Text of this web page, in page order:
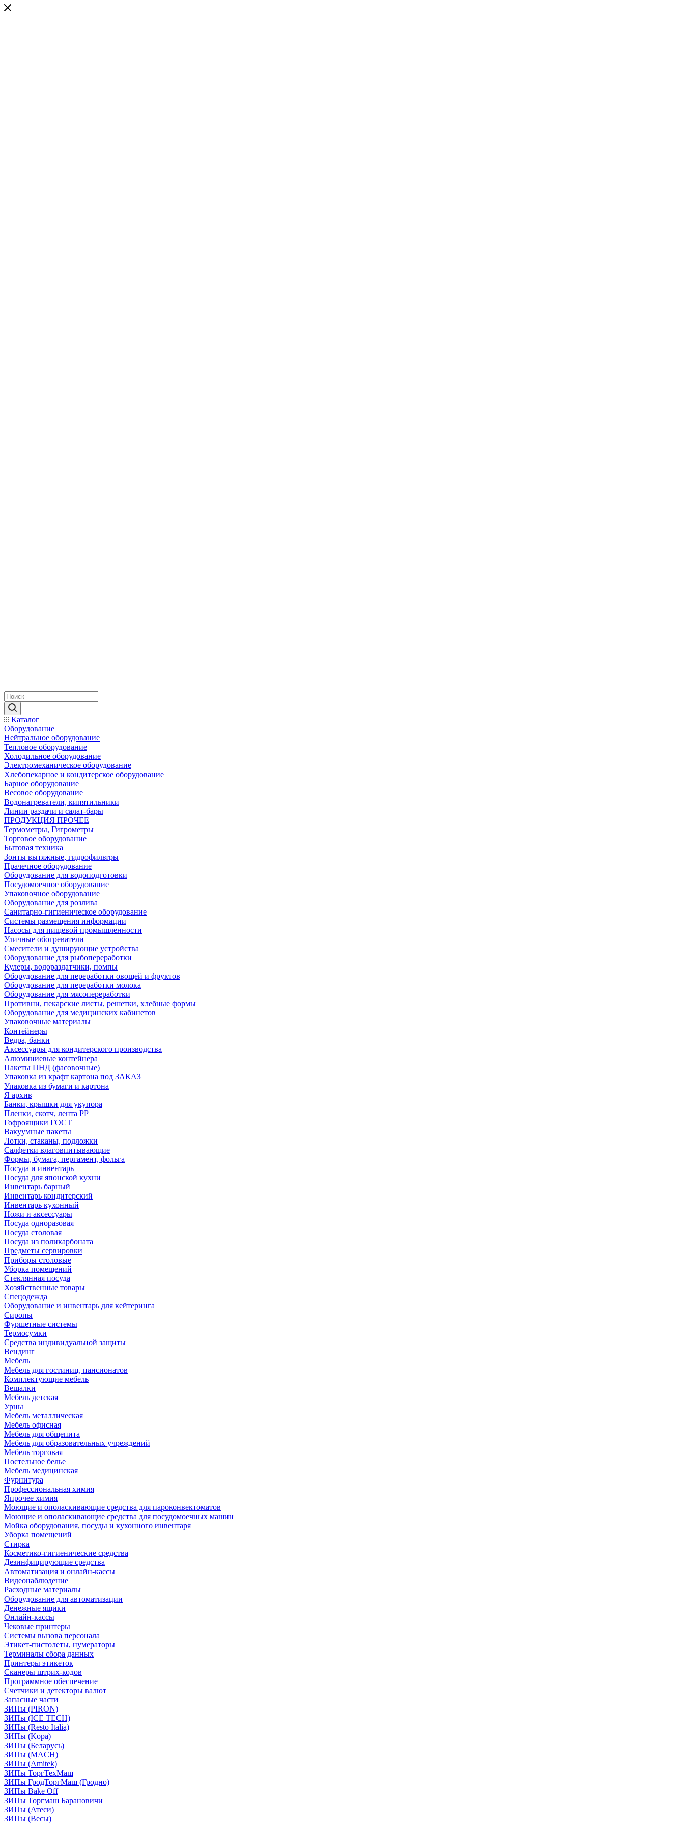
Каталог
Оборудование
Нейтральное оборудование
Тепловое оборудование
Холодильное оборудование
Электромеханическое оборудование
Хлебопекарное и кондитерское оборудование
Барное оборудование
Весовое оборудование
Водонагреватели, кипятильники
Линии раздачи и салат-бары
ПРОДУКЦИЯ ПРОЧЕЕ
Термометры, Гигрометры
Торговое оборудование
Бытовая техника
Зонты вытяжные, гидрофильтры
Прачечное оборудование
Оборудование для водоподготовки
Посудомоечное оборудование
Упаковочное оборудование
Оборудование для розлива
Санитарно-гигиеническое оборудование
Системы размещения информации
Насосы для пищевой промышленности
Уличные обогреватели
Смесители и душирующие устройства
Оборудование для рыбопереработки
Кулеры, водораздатчики, помпы
Оборудование для переработки овощей и фруктов
Оборудование для переработки молока
Оборудование для мясопереработки
Противни, пекарские листы, решетки, хлебные формы
Оборудование для медицинских кабинетов
Упаковочные материалы
Контейнеры
Ведра, банки
Аксессуары для кондитерского производства
Алюминиевые контейнера
Пакеты ПНД (фасовочные)
Упаковка из крафт картона под ЗАКАЗ
Упаковка из бумаги и картона
Я архив
Банки, крышки для укупора
Пленки, скотч, лента РР
Гофроящики ГОСТ
Вакуумные пакеты
Лотки, стаканы, подложки
Салфетки влаговпитывающие
Формы, бумага, пергамент, фольга
Посуда и инвентарь
Посуда для японской кухни
Инвентарь барный
Инвентарь кондитерский
Инвентарь кухонный
Ножи и аксессуары
Посуда одноразовая
Посуда столовая
Посуда из поликарбоната
Предметы сервировки
Приборы столовые
Уборка помещений
Стеклянная посуда
Хозяйственные товары
Спецодежда
Оборудование и инвентарь для кейтеринга
Сиропы
Фуршетные системы
Термосумки
Средства индивидуальной защиты
Вендинг
Мебель
Мебель для гостиниц, пансионатов
Комплектующие мебель
Вешалки
Мебель детская
Урны
Мебель металлическая
Мебель офисная
Мебель для общепита
Мебель для образовательных учреждений
Мебель торговая
Постельное белье
Мебель медицинская
Фурнитура
Профессиональная химия
Япрочее химия
Моющие и ополаскивающие средства для пароконвектоматов
Моющие и ополаскивающие средства для посудомоечных машин
Мойка оборудования, посуды и кухонного инвентаря
Уборка помещений
Стирка
Косметико-гигиенические средства
Дезинфицирующие средства
Автоматизация и онлайн-кассы
Видеонаблюдение
Расходные материалы
Оборудование для автоматизации
Денежные ящики
Онлайн-кассы
Чековые принтеры
Системы вызова персонала
Этикет-пистолеты, нумераторы
Терминалы сбора данных
Принтеры этикеток
Сканеры штрих-кодов
Программное обеспечение
Счетчики и детекторы валют
Запасные части
ЗИПы (PIRON)
ЗИПы (ICE TECH)
ЗИПы (Resto Italia)
ЗИПы (Kopa)
ЗИПы (Беларусь)
ЗИПы (MACH)
ЗИПы (Amitek)
ЗИПы ТоргТехМаш
ЗИПы ГродТоргМаш (Гродно)
ЗИПы Bake Off
ЗИПы Торгмаш Барановичи
ЗИПы (Атеси)
ЗИПы (Весы)